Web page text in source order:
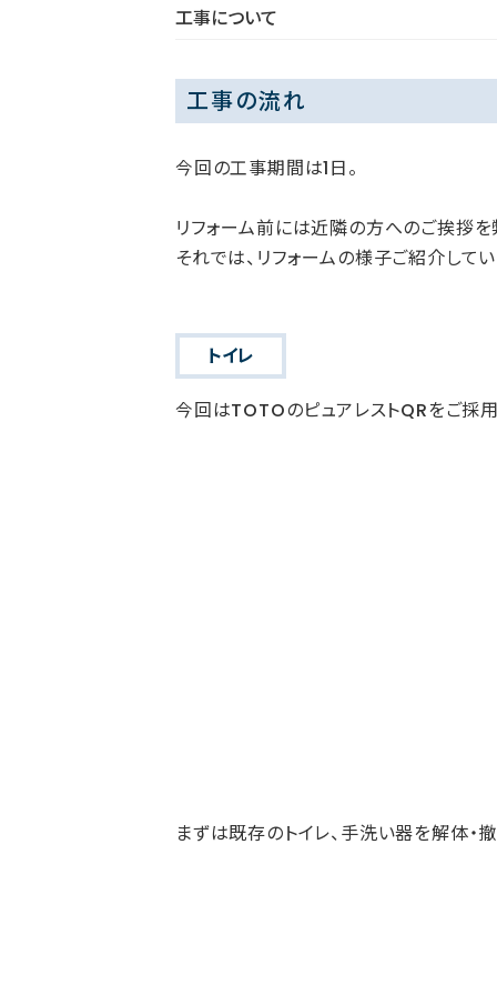
工事について
工事の流れ
今回の工事期間は1日。
リフォーム前には近隣の方へのご挨拶を
それでは、リフォームの様子ご紹介してい
トイレ
今回はTOTOのピュアレストQRをご採
まずは既存のトイレ、手洗い器を解体・